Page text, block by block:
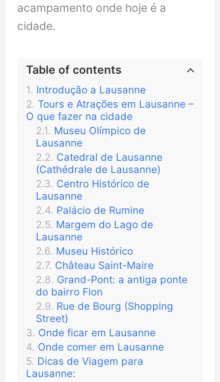
acampamento onde hoje é a
cidade.
Table of contents
Introdução a Lausanne
Tours e Atrações em Lausanne –
O que fazer na cidade
Museu Olímpico de
Lausanne
Catedral de Lausanne
(Cathédrale de Lausanne)
Centro Histórico de
Lausanne
Palácio de Rumine
Margem do Lago de
Lausanne
Museu Histórico
Château Saint-Maire
Grand-Pont: a antiga ponte
do bairro Flon
Rue de Bourg (Shopping
Street)
Onde ficar em Lausanne
Onde comer em Lausanne
Dicas de Viagem para
Lausanne: